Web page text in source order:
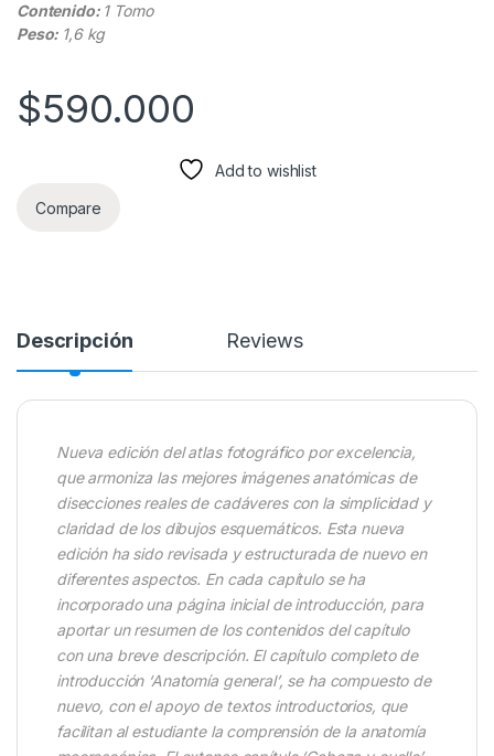
Contenido: 1 Tomo
Peso: 1,6 kg
$590.000
Add to wishlist
Compare
Descripción Reviews
Nueva edición del atlas fotográfico por excelencia,
que armoniza las mejores imágenes anatómicas de
disecciones reales de cadáveres con la simplicidad y
claridad de los dibujos esquemáticos. Esta nueva
edición ha sido revisada y estructurada de nuevo en
diferentes aspectos. En cada capítulo se ha
incorporado una página inicial de introducción, para
aportar un resumen de los contenidos del capítulo
con una breve descripción. El capítulo completo de
introducción ‘Anatomía general’, se ha compuesto de
nuevo, con el apoyo de textos introductorios, que
facilitan al estudiante la comprensión de la anatomía